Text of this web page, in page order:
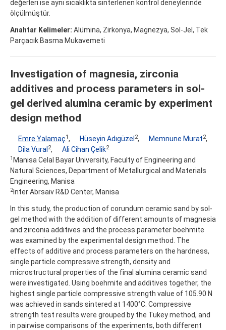
değerleri ise aynı sıcaklıkta sinterlenen kontrol deneylerinde
ölçülmüştür.
Anahtar Kelimeler: Alümina, Zirkonya, Magnezya, Sol-Jel, Tek
Parçacık Basma Mukavemeti
Investigation of magnesia, zirconia
additives and process parameters in sol-
gel derived alumina ceramic by experiment
design method
Emre Yalamaç1, Hüseyin Adıgüzel 2, Memnune Murat2,
Dila Vural 2, Ali Cihan Çelik2
1 Manisa Celal Bayar University, Faculty of Engineering and
Natural Sciences, Department of Metallurgical and Materials
Engineering, Manisa
2Inter Abrsaiv R&D Center, Manisa
In this study, the production of corundum ceramic sand by sol-
gel method with the addition of different amounts of magnesia
and zirconia additives and the process parameter boehmite
was examined by the experimental design method. The
effects of additive and process parameters on the hardness,
single particle compressive strength, density and
microstructural properties of the final alumina ceramic sand
were investigated. Using boehmite and additives together, the
highest single particle compressive strength value of 105.90 N
was achieved in sands sintered at 1400°C. Compressive
strength test results were grouped by the Tukey method, and
in pairwise comparisons of the experiments, both different